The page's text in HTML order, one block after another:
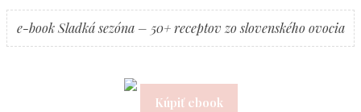
e-book Sladká sezóna – 50+ receptov zo slovenského ovocia
Kúpiť ebook